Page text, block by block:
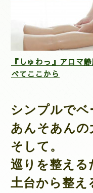
『しゅわっ』アロマ
べてここから
シンプルでベ
あんそあんの
そして。
巡りを整える
土台から整え